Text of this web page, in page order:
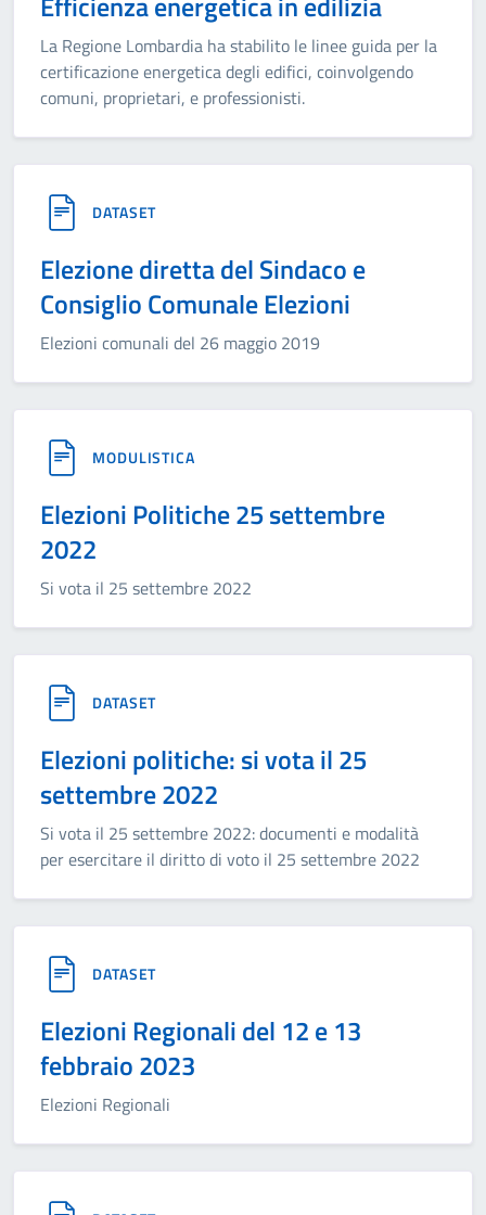
La Regione Lombardia ha stabilito le linee guida per la
certificazione energetica degli edifici, coinvolgendo
comuni, proprietari, e professionisti.
DATASET
Elezione diretta del Sindaco e
Consiglio Comunale Elezioni
Elezioni comunali del 26 maggio 2019
MODULISTICA
Elezioni Politiche 25 settembre
2022
Si vota il 25 settembre 2022
DATASET
Elezioni politiche: si vota il 25
settembre 2022
Si vota il 25 settembre 2022: documenti e modalità
per esercitare il diritto di voto il 25 settembre 2022
DATASET
Elezioni Regionali del 12 e 13
febbraio 2023
Elezioni Regionali